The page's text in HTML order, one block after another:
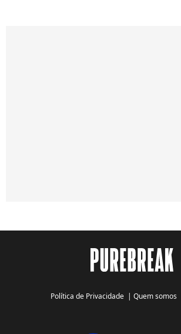
Política de Privacidade | Quem somos